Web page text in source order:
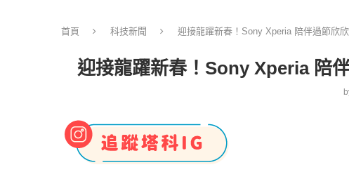
首頁 科技新聞 迎接龍躍新春！Sony Xperia 陪伴過節欣
迎接龍躍新春！Sony Xperia 陪